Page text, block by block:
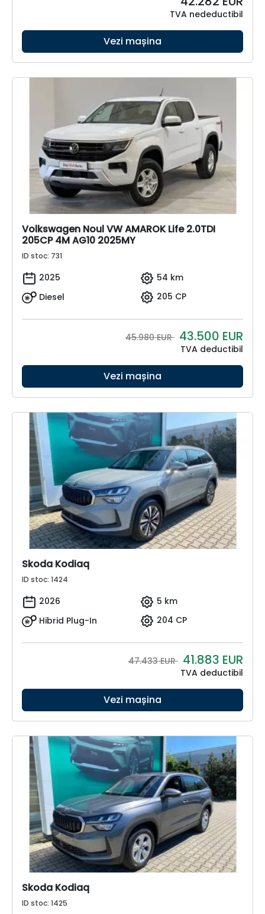
TVA nedeductibil
Vezi mașina
Volkswagen Noul VW AMAROK Life 2.0TDI
205CP 4M AG10 2025MY
ID stoc: 731
2025
54 km
Diesel
205 CP
45.980 EUR 43.500 EUR
TVA deductibil
Vezi mașina
Skoda Kodiaq
ID stoc: 1424
2026
5 km
Hibrid Plug-In
204 CP
47.433 EUR 41.883 EUR
TVA deductibil
Vezi mașina
Skoda Kodiaq
ID stoc: 1425